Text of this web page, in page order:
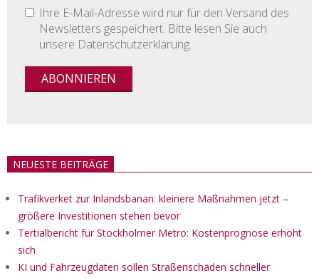
Ihre E-Mail-Adresse wird nur für den Versand des
Newsletters gespeichert. Bitte lesen Sie auch
unsere Datenschutzerklärung.
NEUESTE BEITRÄGE
Trafikverket zur Inlandsbanan: kleinere Maßnahmen jetzt –
größere Investitionen stehen bevor
Tertialbericht für Stockholmer Metro: Kostenprognose erhöht
sich
KI und Fahrzeugdaten sollen Straßenschäden schneller